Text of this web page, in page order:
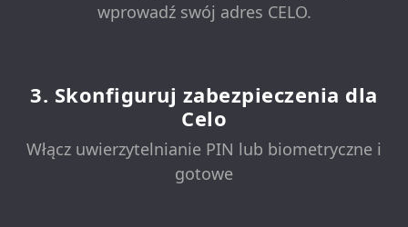
wprowadź swój adres CELO.
3. Skonfiguruj zabezpieczenia dla
Celo
Włącz uwierzytelnianie PIN lub biometryczne i
gotowe